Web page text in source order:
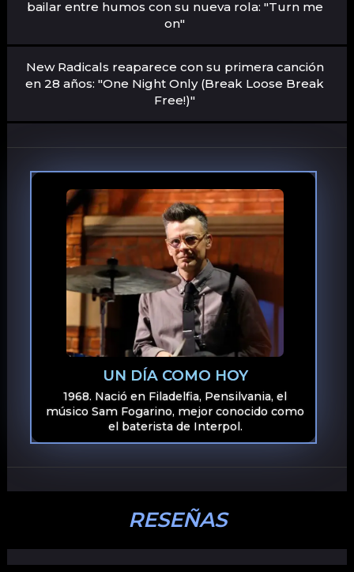
bailar entre humos con su nueva rola: "Turn me
on"
New Radicals reaparece con su primera canción
en 28 años: "One Night Only (Break Loose Break
Free!)"
UN DÍA COMO HOY
1968. Nació en Filadelfia, Pensilvania, el
músico Sam Fogarino, mejor conocido como
el baterista de Interpol.
RESEÑAS